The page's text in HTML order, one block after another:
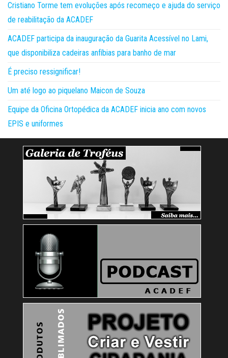
Cristiano Torme tem evoluções após recomeço e ajuda do serviço
de reabilitação da ACADEF
ACADEF participa da inauguração da Guarita Acessível no Lami,
que disponibiliza cadeiras anfíbias para banho de mar
É preciso ressignificar!
Um até logo ao piquelano Maicon de Souza
Equipe da Oficina Ortopédica da ACADEF inicia ano com novos
EPIS e uniformes